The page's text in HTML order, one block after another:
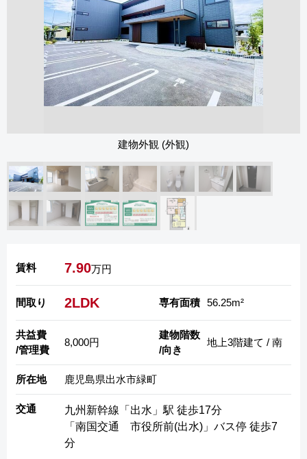
建物外観 (外観)
賃料 7.90万円
間取り 2LDK
共益費
/管理費
8,000円
専有面積 56.25m²
建物階数
/向き
地上3階建て / 南
所在地 鹿児島県出水市緑町
交通
九州新幹線「出水」駅 徒歩17分
「南国交通 市役所前(出水)」バス停 徒歩7
分